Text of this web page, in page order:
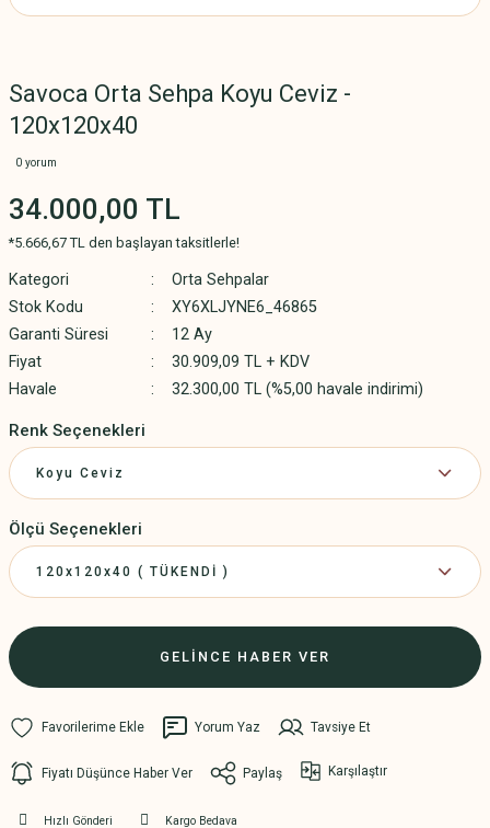
Savoca Orta Sehpa Koyu Ceviz -
120x120x40
0 yorum
34.000,00 TL
*5.666,67 TL den başlayan taksitlerle!
Kategori
Orta Sehpalar
Stok Kodu
XY6XLJYNE6_46865
Garanti Süresi
12 Ay
Fiyat
30.909,09 TL + KDV
Havale
32.300,00 TL (%5,00 havale indirimi)
Renk Seçenekleri
Ölçü Seçenekleri
GELİNCE HABER VER
Yorum Yaz Tavsiye Et
Fiyatı Düşünce Haber Ver Paylaş Karşılaştır
Hızlı Gönderi Kargo Bedava